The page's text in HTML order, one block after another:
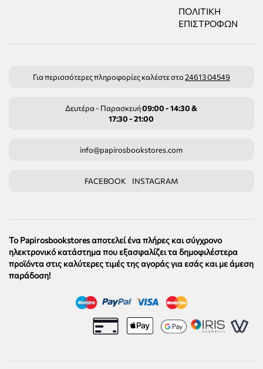
ΠΟΛΙΤΙΚΉ
ΕΠΙΣΤΡΟΦΏΝ
Για περισσότερες πληροφορίες καλέστε στο24613 04549
Δευτέρα - Παρασκευή09:00 - 14:30 &
17:30 - 21:00
info@papirosbookstores.com
FACEBOOK INSTAGRAM
Το Papirosbookstores αποτελεί ένα πλήρες και σύγχρονο
ηλεκτρονικό κατάστημα που εξασφαλίζει τα δημοφιλέστερα
προϊόντα στις καλύτερες τιμές της αγοράς για εσάς και με άμεση
παράδοση!